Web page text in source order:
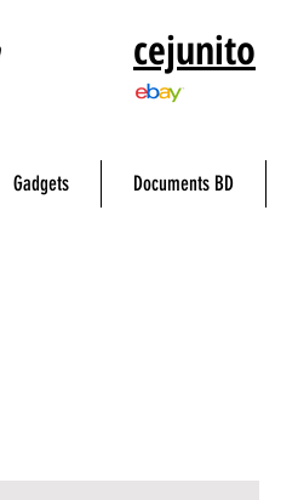
cejunito
Gadgets Documents BD